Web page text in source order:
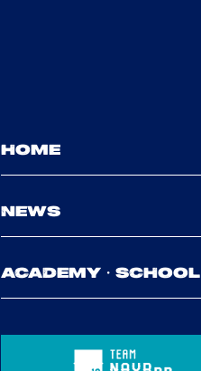
HOME
NEWS
ACADEMY・SCHOOL